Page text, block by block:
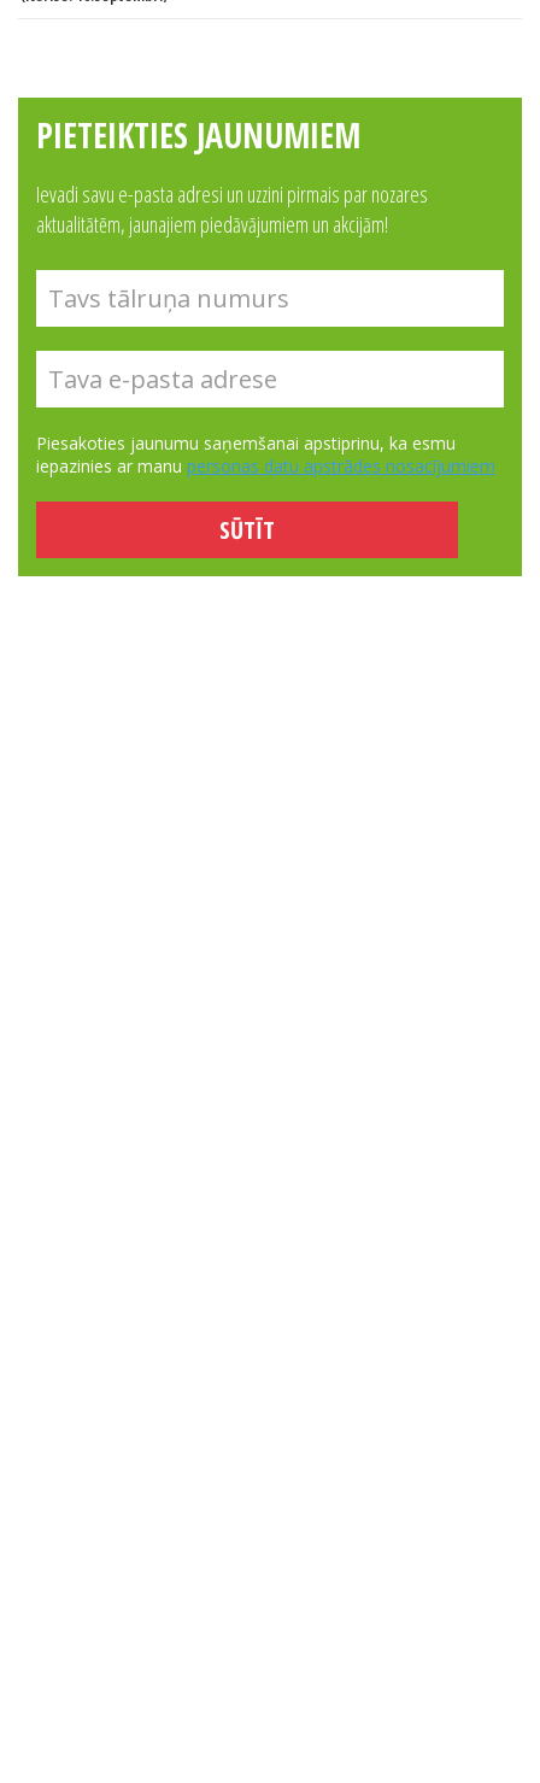
PIETEIKTIES JAUNUMIEM
Ievadi savu e-pasta adresi un uzzini pirmais par nozares
aktualitātēm, jaunajiem piedāvājumiem un akcijām!
Piesakoties jaunumu saņemšanai apstiprinu, ka esmu
iepazinies ar manu personas datu apstrādes nosacījumiem